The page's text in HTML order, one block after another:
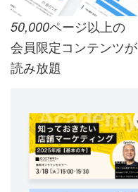
50,000ページ以上の
会員限定コンテンツが
読み放題